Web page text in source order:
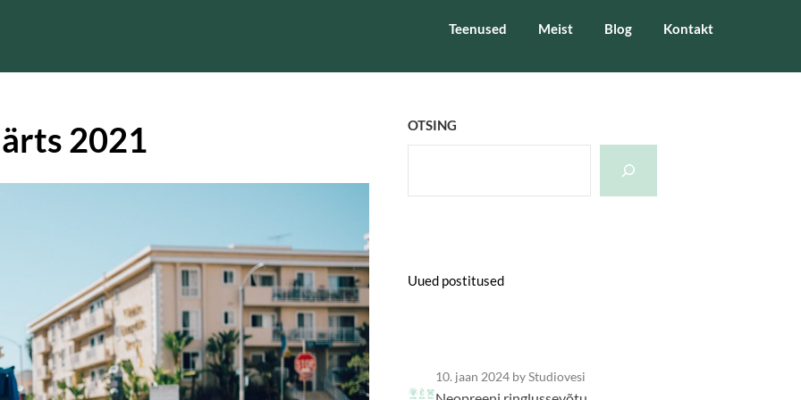
Teenused Meist Blog Kontakt
2021 OTSING
Uued postitused
10. jaan 2024 by Studiovesi